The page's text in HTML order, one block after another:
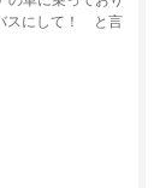
スにして！ と言